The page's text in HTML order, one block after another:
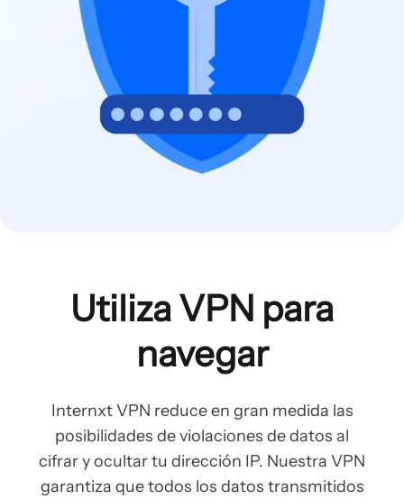
Utiliza VPN para
navegar
Internxt VPN reduce en gran medida las
posibilidades de violaciones de datos al
cifrar y ocultar tu dirección IP. Nuestra VPN
garantiza que todos los datos transmitidos